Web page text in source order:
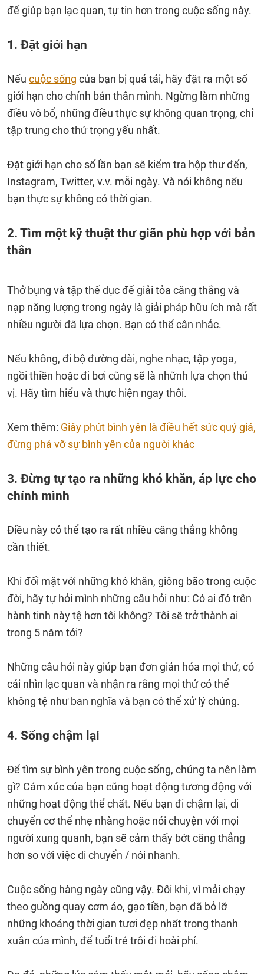
để giúp bạn lạc quan, tự tin hơn trong cuộc sống này.
1. Đặt giới hạn
Nếu cuộc sống của bạn bị quá tải, hãy đặt ra một số
giới hạn cho chính bản thân mình. Ngừng làm những
điều vô bổ, những điều thực sự không quan trọng, chỉ
tập trung cho thứ trọng yếu nhất.
Đặt giới hạn cho số lần bạn sẽ kiểm tra hộp thư đến,
Instagram, Twitter, v.v. mỗi ngày. Và nói không nếu
bạn thực sự không có thời gian.
2. Tìm một kỹ thuật thư giãn phù hợp với bản
thân
Thở bụng và tập thể dục để giải tỏa căng thẳng và
nạp năng lượng trong ngày là giải pháp hữu ích mà rất
nhiều người đã lựa chọn. Bạn có thể cân nhắc.
Nếu không, đi bộ đường dài, nghe nhạc, tập yoga,
ngồi thiền hoặc đi bơi cũng sẽ là nhữnh lựa chọn thú
vị. Hãy tìm hiểu và thực hiện ngay thôi.
Xem thêm: Giây phút bình yên là điều hết sức quý giá,
đừng phá vỡ sự bình yên của người khác
3. Đừng tự tạo ra những khó khăn, áp lực cho
chính mình
Điều này có thể tạo ra rất nhiều căng thẳng không
cần thiết.
Khi đối mặt với những khó khăn, giông bão trong cuộc
đời, hãy tự hỏi mình những câu hỏi như: Có ai đó trên
hành tinh này tệ hơn tôi không? Tôi sẽ trở thành ai
trong 5 năm tới?
Những câu hỏi này giúp bạn đơn giản hóa mọi thứ, có
cái nhìn lạc quan và nhận ra rằng mọi thứ có thể
không tệ như ban nghĩa và bạn có thể xử lý chúng.
4. Sống chậm lại
Để tìm sự bình yên trong cuộc sống, chúng ta nên làm
gì? Cảm xúc của bạn cũng hoạt động tương động với
những hoạt động thể chất. Nếu bạn đi chậm lại, di
chuyển cơ thể nhẹ nhàng hoặc nói chuyện với mọi
người xung quanh, bạn sẽ cảm thấy bớt căng thẳng
hơn so với việc di chuyển / nói nhanh.
Cuộc sống hàng ngày cũng vậy. Đôi khi, vì mải chạy
theo guồng quay cơm áo, gạo tiền, bạn đã bỏ lỡ
những khoảng thời gian tươi đẹp nhất trong thanh
xuân của mình, để tuổi trẻ trôi đi hoài phí.